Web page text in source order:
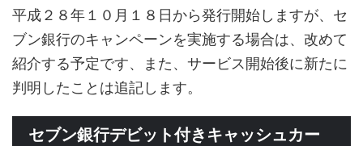
平成２８年１０月１８日から発行開始しますが、セ
ブン銀行のキャンペーンを実施する場合は、改めて
紹介する予定です、また、サービス開始後に新たに
判明したことは追記します。
セブン銀行デビット付きキャッシュカー